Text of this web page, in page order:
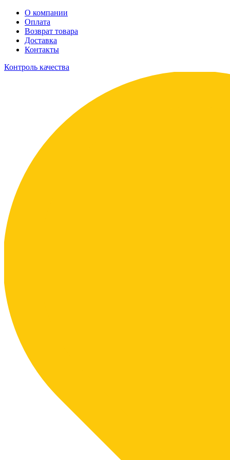
О компании
Оплата
Возврат товара
Доставка
Контакты
Контроль качества